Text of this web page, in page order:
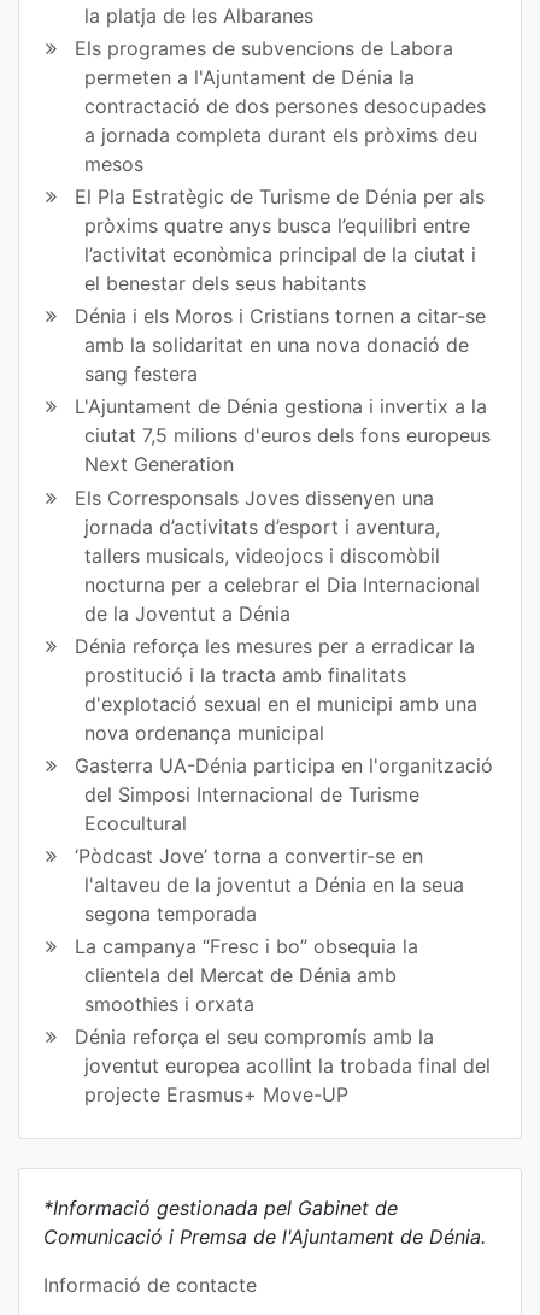
la platja de les Albaranes
Els programes de subvencions de Labora
permeten a l'Ajuntament de Dénia la
contractació de dos persones desocupades
a jornada completa durant els pròxims deu
mesos
El Pla Estratègic de Turisme de Dénia per als
pròxims quatre anys busca l’equilibri entre
l’activitat econòmica principal de la ciutat i
el benestar dels seus habitants
Dénia i els Moros i Cristians tornen a citar-se
amb la solidaritat en una nova donació de
sang festera
L'Ajuntament de Dénia gestiona i invertix a la
ciutat 7,5 milions d'euros dels fons europeus
Next Generation
Els Corresponsals Joves dissenyen una
jornada d’activitats d’esport i aventura,
tallers musicals, videojocs i discomòbil
nocturna per a celebrar el Dia Internacional
de la Joventut a Dénia
Dénia reforça les mesures per a erradicar la
prostitució i la tracta amb finalitats
d'explotació sexual en el municipi amb una
nova ordenança municipal
Gasterra UA-Dénia participa en l'organització
del Simposi Internacional de Turisme
Ecocultural
‘Pòdcast Jove’ torna a convertir-se en
l'altaveu de la joventut a Dénia en la seua
segona temporada
La campanya “Fresc i bo” obsequia la
clientela del Mercat de Dénia amb
smoothies i orxata
Dénia reforça el seu compromís amb la
joventut europea acollint la trobada final del
projecte Erasmus+ Move-UP
*Informació gestionada pel Gabinet de
Comunicació i Premsa de l'Ajuntament de Dénia.
Informació de contacte